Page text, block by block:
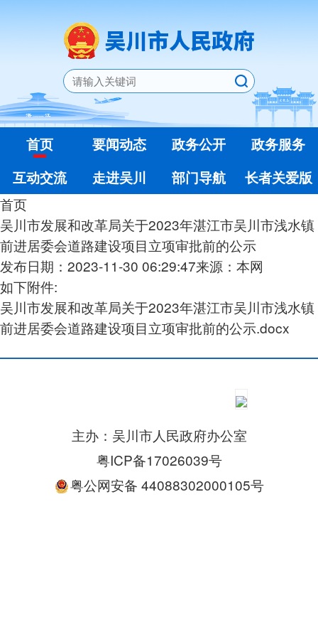
首页 要闻动态 政务公开
政务服务
互动交流
走进吴川 部门导航
长者关爱版
首页
吴川市发展和改革局关于2023年湛江市吴川市浅水镇
前进居委会道路建设项目立项审批前的公示
发布日期：2023-11-30 06:29:47来源：本网
如下附件:
吴川市发展和改革局关于2023年湛江市吴川市浅水镇
前进居委会道路建设项目立项审批前的公示.docx
主办：吴川市人民政府办公室
粤ICP备17026039号
粤公网安备 44088302000105号